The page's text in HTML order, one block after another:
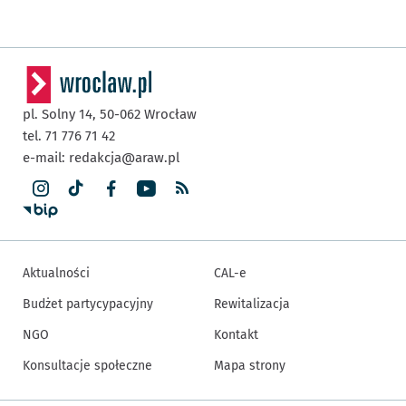
pl. Solny 14, 50-062 Wrocław
tel. 71 776 71 42
e-mail: redakcja@araw.pl
Aktualności
Budżet partycypacyjny
NGO
Konsultacje społeczne
CAL-e
Rewitalizacja
Kontakt
Mapa strony